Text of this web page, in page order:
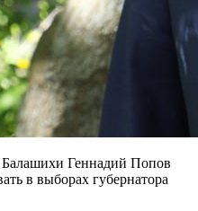
Балашихи Геннадий Попов
в выборах губернатора